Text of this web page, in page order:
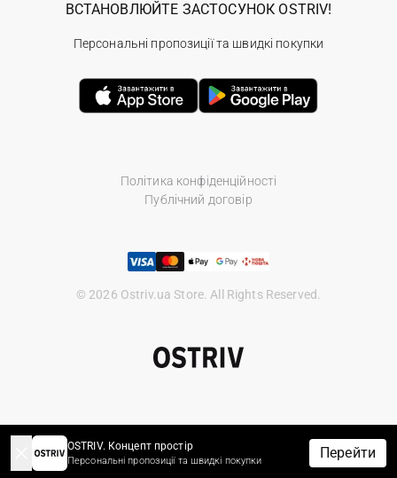
Політика конфіденційності
Публічний договір
© 2026 Ostriv.ua Store. All Rights Reserved.
ВСТАНОВЛЮЙТЕ ЗАСТОСУНОК OSTRIV!
Персональні пропозиції та швидкі покупки
OSTRIV. Концепт простір
Персональні пропозиції та швидкі покупки Перейти